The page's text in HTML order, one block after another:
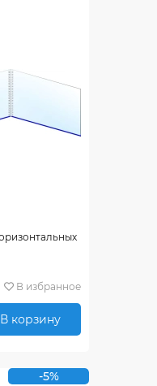
В избранное
В корзину
-5%